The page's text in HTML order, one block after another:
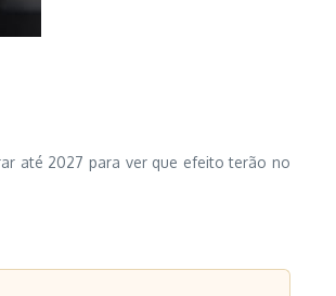
até 2027 para ver que efeito terão no